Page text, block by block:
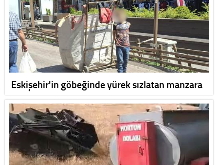
Eskişehir'in göbeğinde yürek sızlatan manzara